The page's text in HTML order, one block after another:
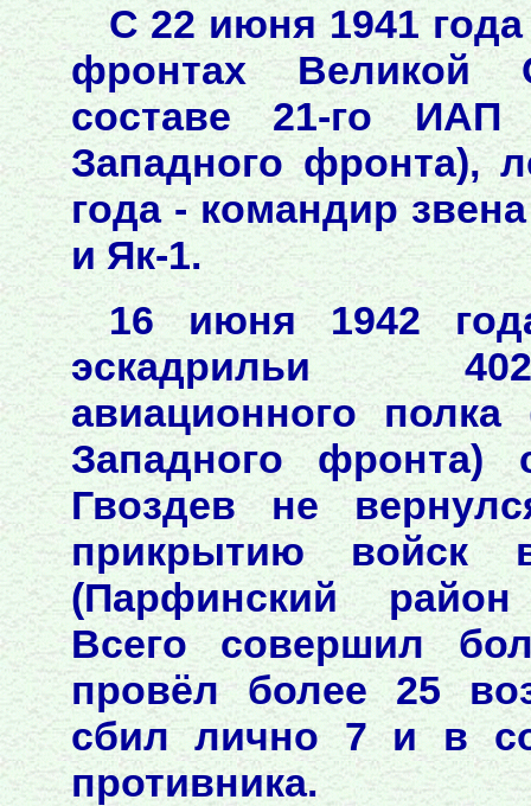
С 22 июня 1941
фронтах Великой
составе 21-го
Западного фронта),
года - командир
и Як-1.
16 июня 1942
эскадрильи
авиационного
Западного
Гвоздев не
прикрытию войск
(Парфинский
Всего совершил
провёл более 25
сбил лично 7 и в
противника.